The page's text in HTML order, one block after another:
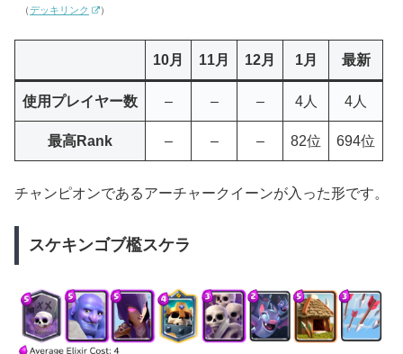
（デッキリンク ）
10月 11月 12月 1月 最新
使用プレイヤー数 – – – 4人 4人
最高Rank – – – 82位 694位
チャンピオンであるアーチャークイーンが入った形です。
スケキンゴブ檻スケラ